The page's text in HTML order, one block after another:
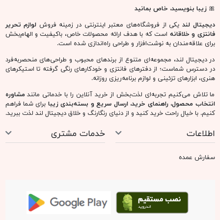
🎀زیبا بنویسید، خاص بمانید
دیجیتال لند یکی از فروشگاه‌های معتبر اینترنتی در زمینه فروش لوازم تحریر
فانتزی و خلاقانه است که با هدف ارائه محصولات خاص، باکیفیت و الهام‌بخش
برای علاقه‌مندان به نوشت‌افزار و طراحی راه‌اندازی شده است.
در دیجیتال لند، مجموعه‌ای متنوع از برندهای محبوب و طراحی‌های منحصربه‌فرد
در دسترس شماست؛ از دفترهای فانتزی و خودکارهای رنگی گرفته تا استیکرهای
هنری، ابزارهای تزئینی و لوازم برنامه‌ریزی روزانه.
ما تلاش می‌کنیم تجربه‌ای لذت‌بخش از خرید آنلاین را با خدماتی مانندمشاوره
انتخاب محصول، راهنمای خرید، ارسال سریع و بسته‌بندی زیبا برای شما فراهم
کنیم. با خیال راحت خرید کنید و از دنیای رنگارنگ و خلاق دیجیتال لند لذت ببرید.
اطلاعات خدمات مشتری
سفارش عمده